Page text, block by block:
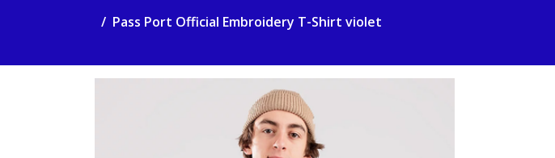
Pass Port Official Embroidery T-Shirt violet